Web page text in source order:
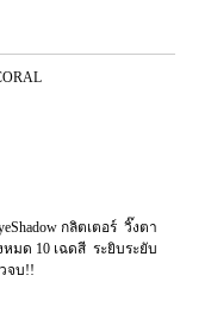
กลิตเตอร์ วิ๊งตา
มด 10 เฉดสี ระยิบระยับ
จบ!!